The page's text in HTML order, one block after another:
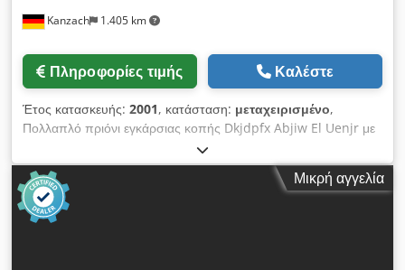
Kanzach 1.405 km
Πληροφορίες τιμής Καλέστε
Έτος κατασκευής: 2001, κατάσταση: μεταχειρισμένο,
Πολλαπλό πριόνι εγκάρσιας κοπής Dkjdpfx Abjiw El Uenjr με
Μικρή αγγελία